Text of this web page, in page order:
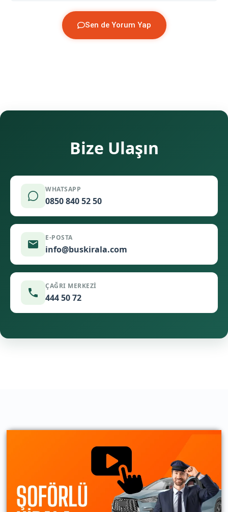
Sen de Yorum Yap
Bize Ulaşın
WHATSAPP
0850 840 52 50
E-POSTA
info@buskirala.com
ÇAĞRI MERKEZI
444 50 72